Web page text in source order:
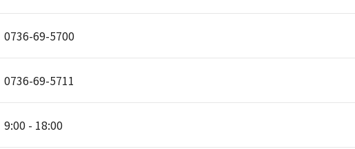
0736-69-5700
0736-69-5711
9:00 - 18:00